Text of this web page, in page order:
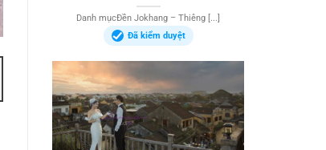
Danh mụcĐền Jokhang – Thiêng [...]
Đã kiểm duyệt